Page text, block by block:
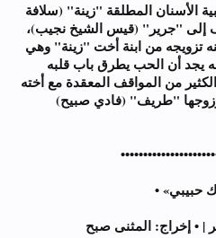
الأسنان المطلقة "زينة" (سلافة
إلى "جرير" (قيس الشيخ نجيب)،
تزويجه من ابنة أخت "زينة" وهي
يجد أن الحب يطرق باب قلبه
من المواقف المعقدة مع أخته
"طريف" (فادي صبيح)
حبيبي» •
| • إخراج: المثنى صبح